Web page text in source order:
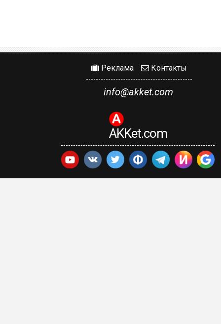
Реклама Контакты
info@akket.com
AKKet.com